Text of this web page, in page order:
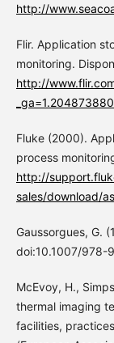
http://
Flir. Application
monitoring.
http://
Fluke (2000).
process
http://
sales/download/
Gaussorgues, G.
doi:10.1007/978-
McEvoy, H.,
thermal imaging
facilities,